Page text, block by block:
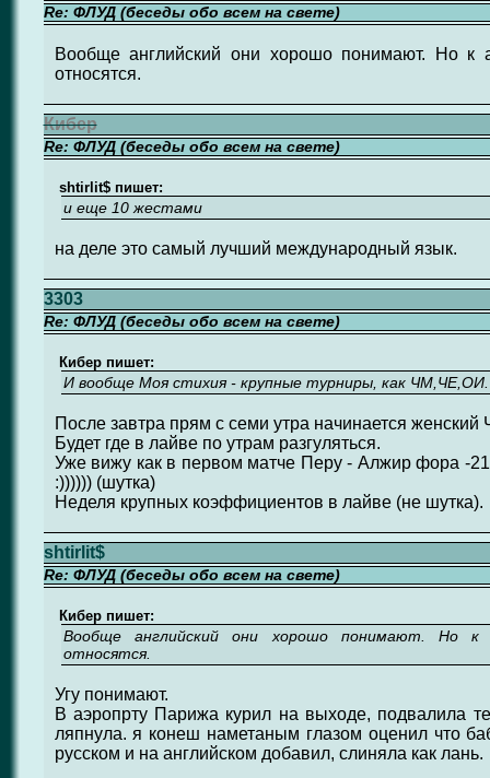
Re: ФЛУД (беседы обо всем на свете)
Вообще английский они хорошо понимают. Но к
относятся.
Кибер
Re: ФЛУД (беседы обо всем на свете)
shtirlit$ пишет:
и еще 10 жестами
на деле это самый лучший международный язык.
3303
Re: ФЛУД (беседы обо всем на свете)
Кибер пишет:
И вообще Моя стихия - крупные турниры, как ЧМ,ЧЕ,ОИ.
После завтра прям с семи утра начинается женский
Будет где в лайве по утрам разгуляться.
Уже вижу как в первом матче Перу - Алжир фора -
:)))))) (шутка)
Неделя крупных коэффициентов в лайве (не шутка).
shtirlit$
Re: ФЛУД (беседы обо всем на свете)
Кибер пишет:
Вообще английский они хорошо понимают. Но к
относятся.
Угу понимают.
В аэропрту Парижа курил на выходе, подвалила
ляпнула. я конеш наметаным глазом оценил что
русском и на английском добавил, слиняла как лань.